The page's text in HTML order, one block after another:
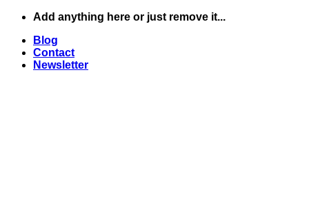
Skip
content
Add anything here or just remove it...
Blog
Contact
Newsletter